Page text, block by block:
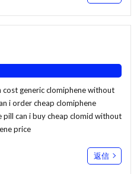
generic clomiphene without
i order cheap clomiphene
pill can i buy cheap clomid without
price
返信